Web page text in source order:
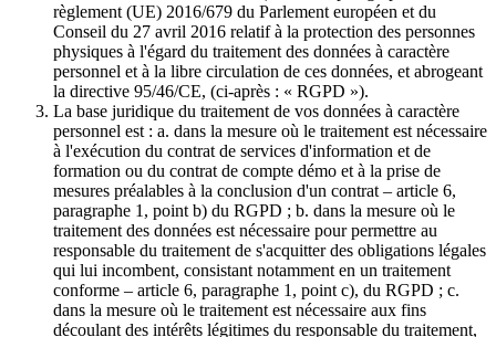
règlement (UE) 2016/679 du Parlement européen et du
Conseil du 27 avril 2016 relatif à la protection des personnes
physiques à l'égard du traitement des données à caractère
personnel et à la libre circulation de ces données, et abrogeant
la directive 95/46/CE, (ci-après : « RGPD »).
La base juridique du traitement de vos données à caractère
personnel est : a. dans la mesure où le traitement est nécessaire
à l'exécution du contrat de services d'information et de
formation ou du contrat de compte démo et à la prise de
mesures préalables à la conclusion d'un contrat – article 6,
paragraphe 1, point b) du RGPD ; b. dans la mesure où le
traitement des données est nécessaire pour permettre au
responsable du traitement de s'acquitter des obligations légales
qui lui incombent, consistant notamment en un traitement
conforme – article 6, paragraphe 1, point c), du RGPD ; c.
dans la mesure où le traitement est nécessaire aux fins
découlant des intérêts légitimes du responsable du traitement,